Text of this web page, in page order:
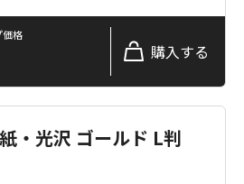
価格
購入する
・光沢 ゴールド L判